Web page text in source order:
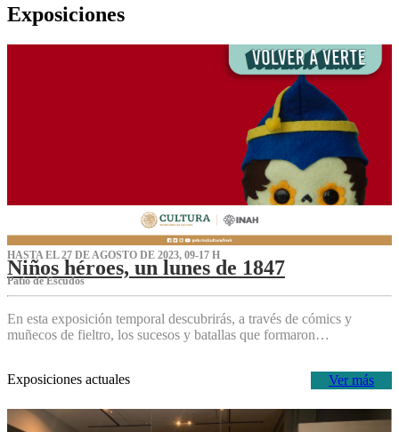
Exposiciones
HASTA EL 27 DE AGOSTO DE 2023, 09-17 H
Niños héroes, un lunes de 1847
Patio de Escudos
En esta exposición temporal descubrirás, a través de cómics y
muñecos de fieltro, los sucesos y batallas que formaron…
Ver más
Exposiciones actuales